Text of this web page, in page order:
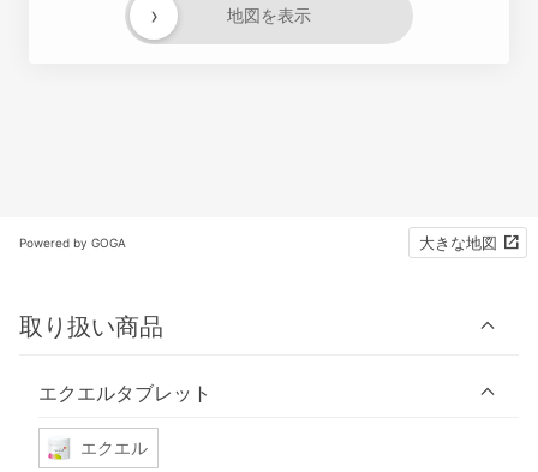
地図を表示
›
Powered by GOGA 大きな地図
取り扱い商品
エクエルタブレット
エクエル